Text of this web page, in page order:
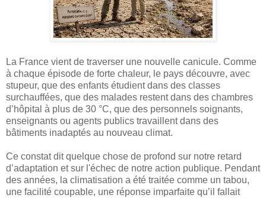
La France vient de traverser une nouvelle canicule. Comme
à chaque épisode de forte chaleur, le pays découvre, avec
stupeur, que des enfants étudient dans des classes
surchauffées, que des malades restent dans des chambres
d’hôpital à plus de 30 °C, que des personnels soignants,
enseignants ou agents publics travaillent dans des
bâtiments inadaptés au nouveau climat.
Ce constat dit quelque chose de profond sur notre retard
d’adaptation et sur l'échec de notre action publique. Pendant
des années, la climatisation a été traitée comme un tabou,
une facilité coupable, une réponse imparfaite qu’il fallait